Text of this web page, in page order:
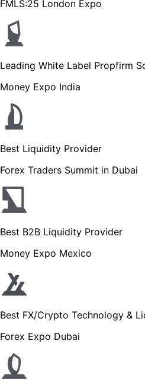
FMLS:25 London Expo
Leading White Label Propfirm
Money Expo India
Best Liquidity Provider
Forex Traders Summit in Dubai
Best B2B Liquidity Provider
Money Expo Mexico
Best FX/Crypto Technology &
Forex Expo Dubai